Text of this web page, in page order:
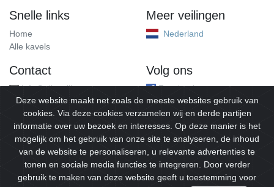
Snelle links
Home
Alle kavels
Meer veilingen
Nederland
Contact
info@alleveilingen.net
Volg ons
Facebook
© 2026Alleveilingen.Alle rechten voorbehouden.
Deze website maakt net zoals de meeste websites gebruik van
cookies. Via deze cookies verzamelen wij en derde partijen
informatie over uw bezoek en interesses. Op deze manier is het
mogelijk om het gebruik van onze site te analyseren, de inhoud
van de website te personaliseren, u relevante advertenties te
tonen en sociale media functies te integreren. Door verder
gebruik te maken van deze website geeft u toestemming voor